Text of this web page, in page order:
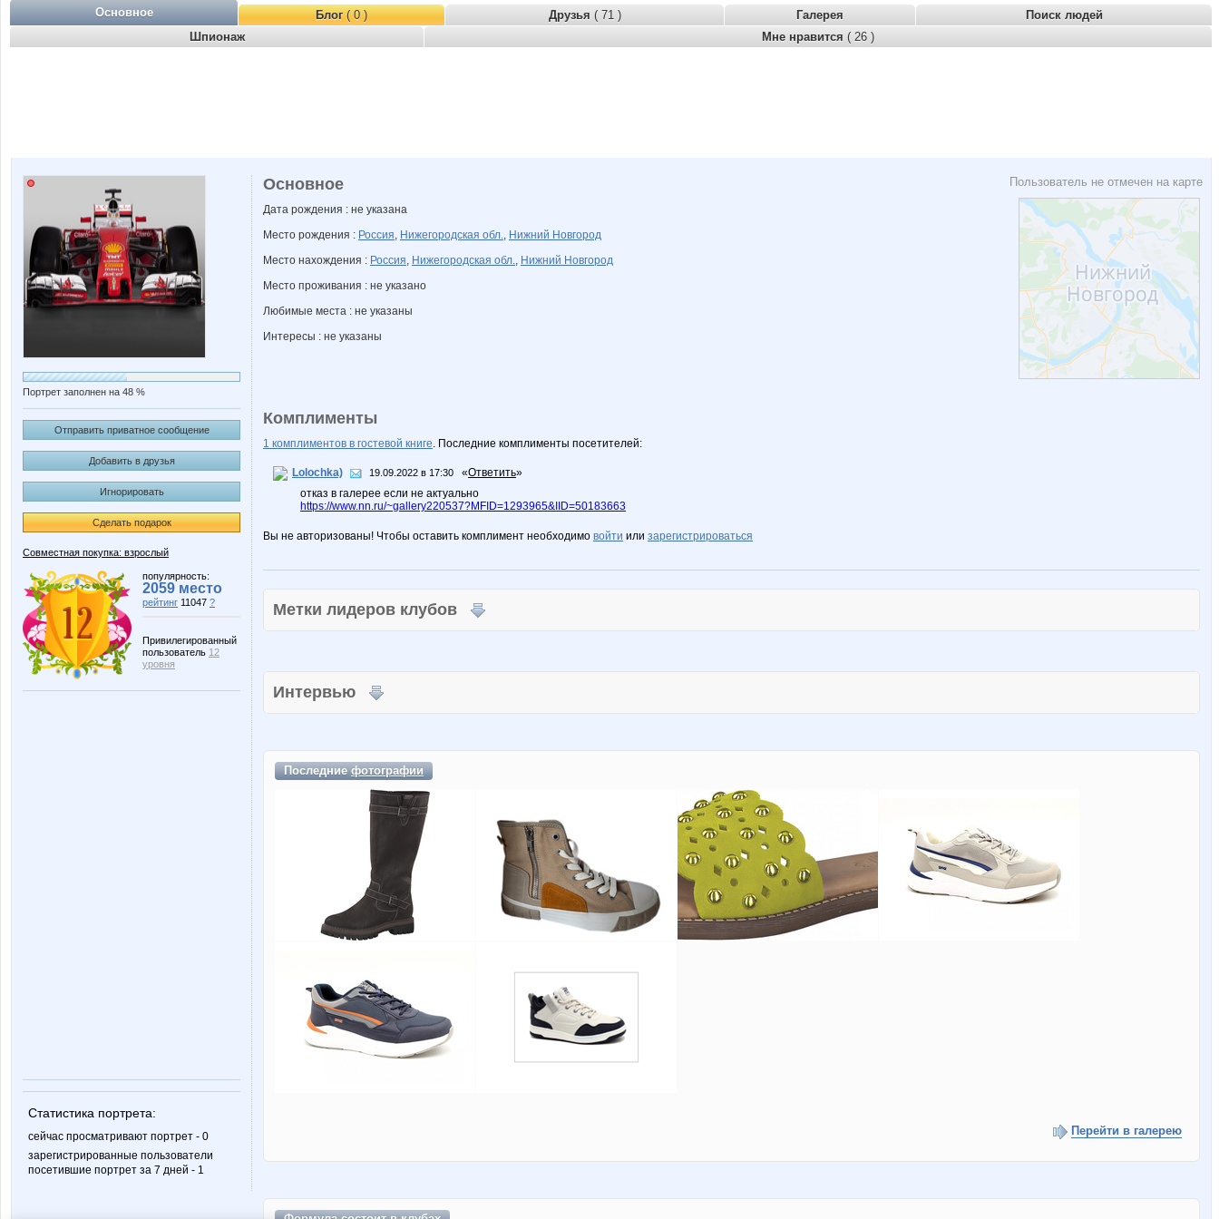
Основное Блог( 0 ) Друзья ( 71 ) Галерея
Поиск людей
Шпионаж
Мне нравится ( 26 )
Портрет заполнен на 48 %
Отправить приватное сообщение
Добавить в друзья
Игнорировать
Сделать подарок
Совместная покупка: взрослый
популярность:
2059 место
рейтинг 11047 ?
Привилегированный
пользователь 12
уровня
Статистика портрета:
сейчас просматривают портрет - 0
зарегистрированные пользователи
посетившие портрет за 7 дней - 1
Пользователь не отмечен на карте
Основное
Дата рождения : не указана
Место рождения : Россия, Нижегородская обл., Нижний Новгород
Место нахождения : Россия, Нижегородская обл., Нижний Новгород
Место проживания : не указано
Любимые места : не указаны
Интересы : не указаны
Комплименты
1 комплиментов в гостевой книге. Последние комплименты посетителей:
Lolochka) 19.09.2022 в 17:30 «Ответить»
отказ в галерее если не актуально
https://www.nn.ru/~gallery220537?MFID=1293965&IID=50183663
Вы не авторизованы! Чтобы оставить комплимент необходимо войти или зарегистрироваться
Метки лидеров клубов
Интервью
Последниефотографии
Перейти в галерею